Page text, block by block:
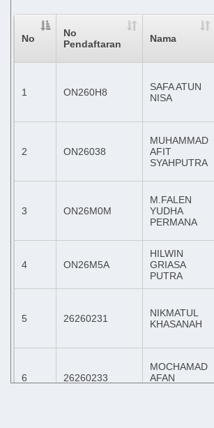
No
No
Pendaftaran
Nama
1 ON260H8
SAFA ATUN
NISA
2 ON26038
MUHAMMAD
AFIT
SYAHPUTRA
3 ON26M0M
M.FALEN
YUDHA
PERMANA
4 ON26M5A
HILWIN
GRIASA
PUTRA
5 26260231
NIKMATUL
KHASANAH
6 26260233
MOCHAMAD
AFAN